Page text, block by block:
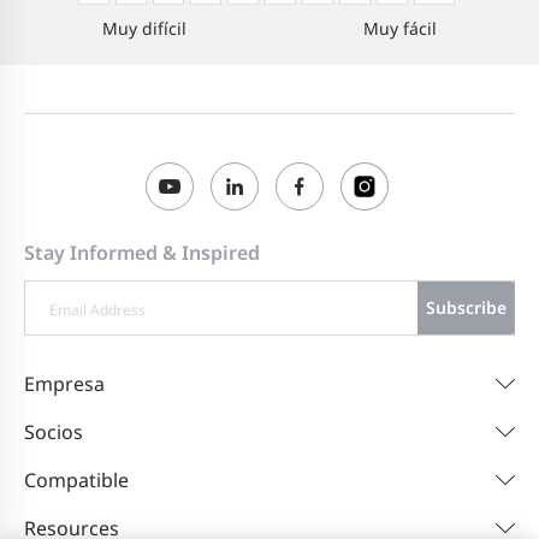
Muy difícil
Muy fácil
Stay Informed & Inspired
Subscribe
Empresa
Socios
Compatible
Resources